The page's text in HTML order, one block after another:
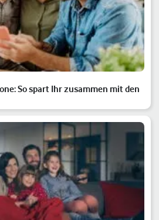
So spart Ihr zusammen mit den